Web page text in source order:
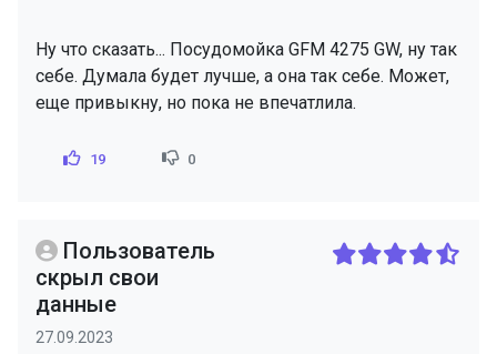
Ну что сказать... Посудомойка GFM 4275 GW, ну так
себе. Думала будет лучше, а она так себе. Может,
еще привыкну, но пока не впечатлила.
19 0
Пользователь
скрыл свои
данные
27.09.2023